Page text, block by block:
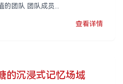
的团队 团队成员...
查看详情
的沉浸式记忆场域